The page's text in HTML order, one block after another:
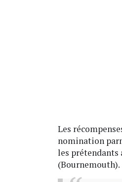
Les
nomination
les prétendants
(Bournemouth).